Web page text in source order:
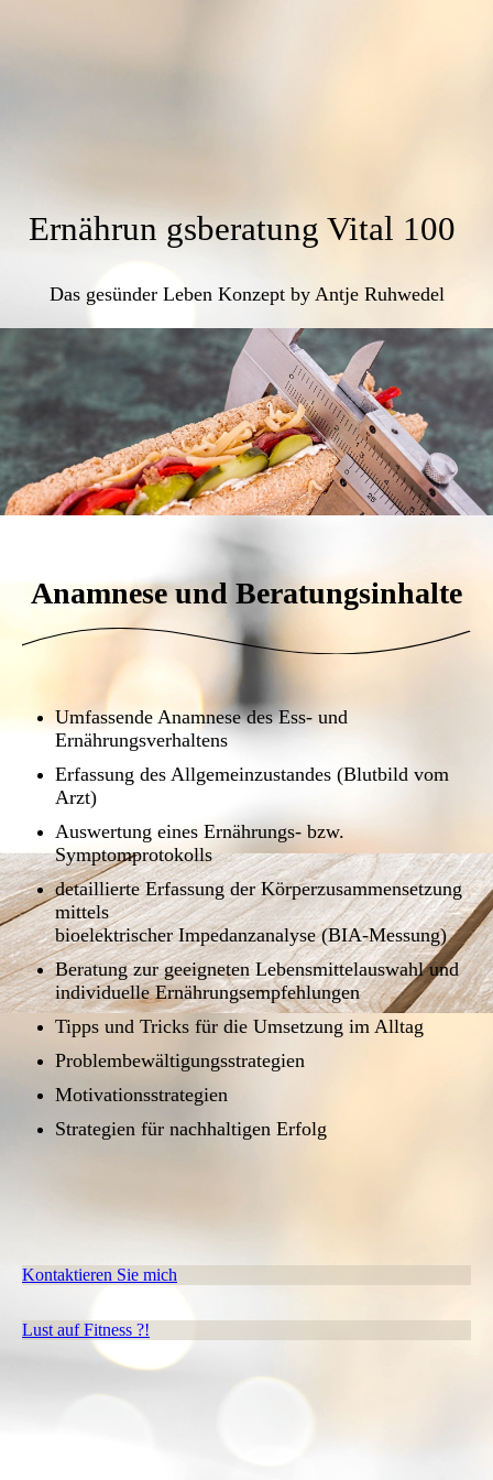
Ernährun gsberatung Vital 100
Das gesünder Leben Konzept by Antje Ruhwedel
Anamnese und Beratungsinhalte
Umfassende Anamnese des Ess- und
Ernährungsverhaltens
Erfassung des Allgemeinzustandes (Blutbild vom
Arzt)
Auswertung eines Ernährungs- bzw.
Symptomprotokolls
detaillierte Erfassung der Körperzusammensetzung
mittels
bioelektrischer Impedanzanalyse (BIA-Messung)
Beratung zur geeigneten Lebensmittelauswahl und
individuelle Ernährungsempfehlungen
Tipps und Tricks für die Umsetzung im Alltag
Problembewältigungsstrategien
Motivationsstrategien
Strategien für nachhaltigen Erfolg
Kontaktieren Sie mich
Lust auf Fitness ?!